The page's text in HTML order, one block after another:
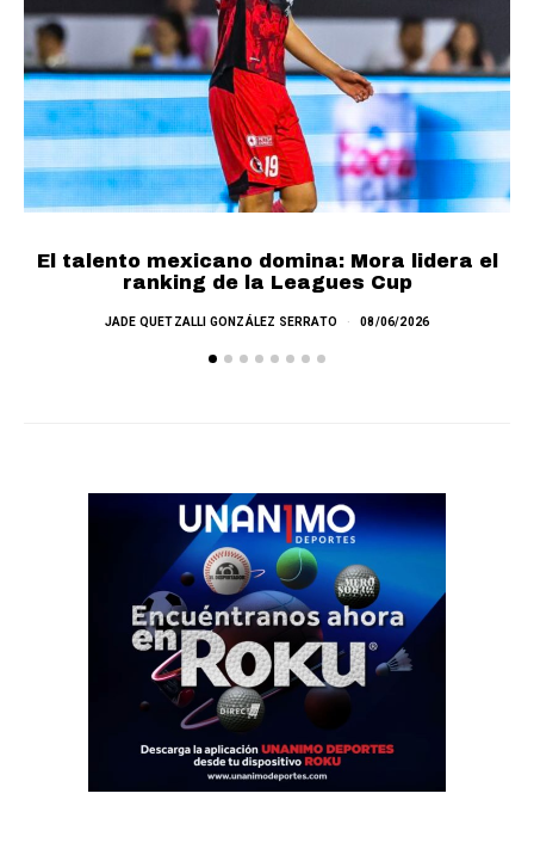
El talento mexicano domina: Mora lidera el
ranking de la Leagues Cup
JADE QUETZALLI GONZÁLEZ SERRATO 08/06/2026